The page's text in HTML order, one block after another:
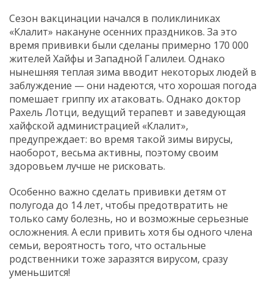
Сезон вакцинации начался в поликлиниках
«Клалит» накануне осенних праздников. За это
время прививки были сделаны примерно 170 000
жителей Хайфы и Западной Галилеи. Однако
нынешняя теплая зима вводит некоторых людей в
заблуждение — они надеются, что хорошая погода
помешает гриппу их атаковать. Однако доктор
Рахель Лотци, ведущий терапевт и заведующая
хайфской администрацией «Клалит»,
предупреждает: во время такой зимы вирусы,
наоборот, весьма активны, поэтому своим
здоровьем лучше не рисковать.
Особенно важно сделать прививки детям от
полугода до 14 лет, чтобы предотвратить не
только саму болезнь, но и возможные серьезные
осложнения. А если привить хотя бы одного члена
семьи, вероятность того, что остальные
родственники тоже заразятся вирусом, сразу
уменьшится!